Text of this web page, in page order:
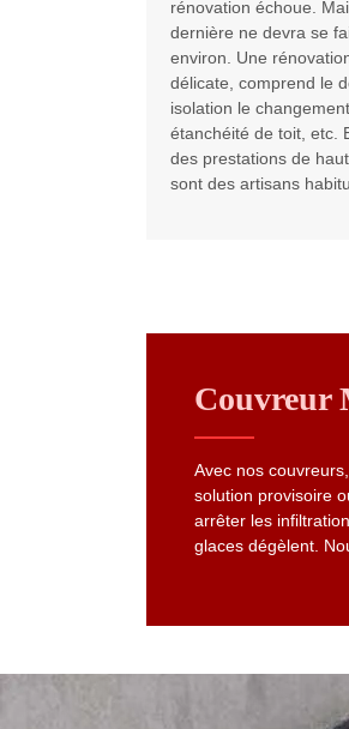
rénovation échoue.
dernière ne devra se
environ. Une
délicate, comprend le
isolation le
étanchéité de toit, etc.
des prestations de
sont des artisans
Couvreur
Avec nos
solution provisoire
arrêter les
glaces dégèlent.